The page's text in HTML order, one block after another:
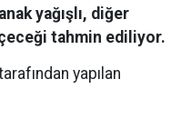
yağışlı, diğer
tahmin ediliyor.
yapılan